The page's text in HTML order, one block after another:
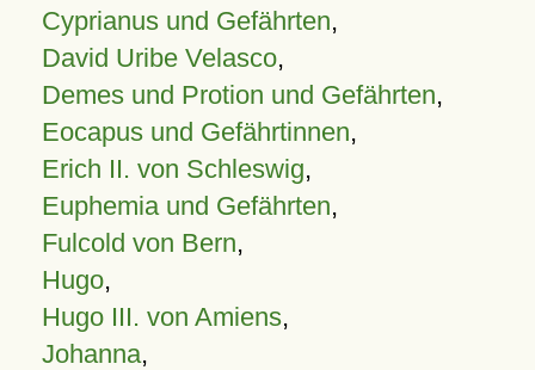
Cyprianus und Gefährten,
David Uribe Velasco,
Demes und Protion und Gefährten,
Eocapus und Gefährtinnen,
Erich II. von Schleswig,
Euphemia und Gefährten,
Fulcold von Bern,
Hugo,
Hugo III. von Amiens,
Johanna,